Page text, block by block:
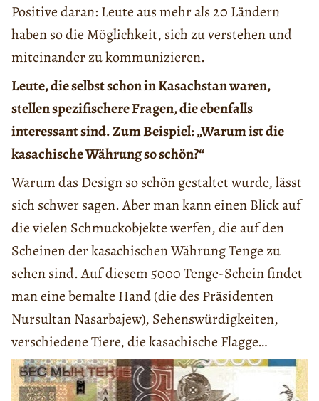
Positive daran: Leute aus mehr als 20 Ländern
haben so die Möglichkeit, sich zu verstehen und
miteinander zu kommunizieren.
Leute, die selbst schon in Kasachstan waren,
stellen spezifischere Fragen, die ebenfalls
interessant sind. Zum Beispiel: „Warum ist die
kasachische Währung so schön?“
Warum das Design so schön gestaltet wurde, lässt
sich schwer sagen. Aber man kann einen Blick auf
die vielen Schmuckobjekte werfen, die auf den
Scheinen der kasachischen Währung Tenge zu
sehen sind. Auf diesem 5000 Tenge-Schein findet
man eine bemalte Hand (die des Präsidenten
Nursultan Nasarbajew), Sehenswürdigkeiten,
verschiedene Tiere, die kasachische Flagge…